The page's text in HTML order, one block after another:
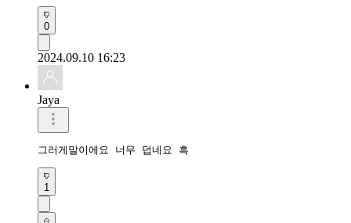
0
2024.09.10 16:23
Jaya
그러게말이에요 너무 덥네요 흑
1